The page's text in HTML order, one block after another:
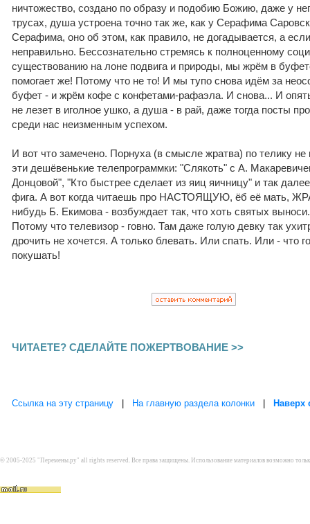
ничтожество, создано по образу и подобию Божию, даже у
трусах, душа устроена точно так же, как у Серафима
Серафима, оно об этом, как правило, не догадывается, а
неправильно. Бессознательно стремясь к полноценному
существованию на лоне подвига и природы, мы жрём в
помогает же! Потому что не то! И мы тупо снова идём за
буфет - и жрём кофе с конфетами-рафаэла. И снова... И
не лезет в иголное ушко, а душа - в рай, даже тогда посты
среди нас неизменным успехом.
И вот что замечено. Порнуха (в смысле жратва) по телику
эти дешёвенькие телепрограммки: "Слякоть" с А.
Донцовой", "Кто быстрее сделает из яиц яичницу" и так
фига. А вот когда читаешь про НАСТОЯЩУЮ, ёб её мать,
нибудь Б. Екимова - возбуждает так, что хоть святых
Потому что телевизор - говно. Там даже голую девку так
дрочить не хочется. А только блевать. Или спать. Или - что
покушать!
ЧИТАЕТЕ? СДЕЛАЙТЕ ПОЖЕРТВОВАНИЕ >>
Ссылка на эту страницу На главную раздела колонки Наверх
© 2005-2025 "Перемены.ру" all rights reserved. Все права защищены. Использование материалов возможно